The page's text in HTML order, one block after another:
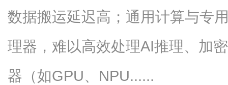
数据搬运延迟高；通用计算与专
理器，难以高效处理AI推理、加
器（如GPU、NPU......